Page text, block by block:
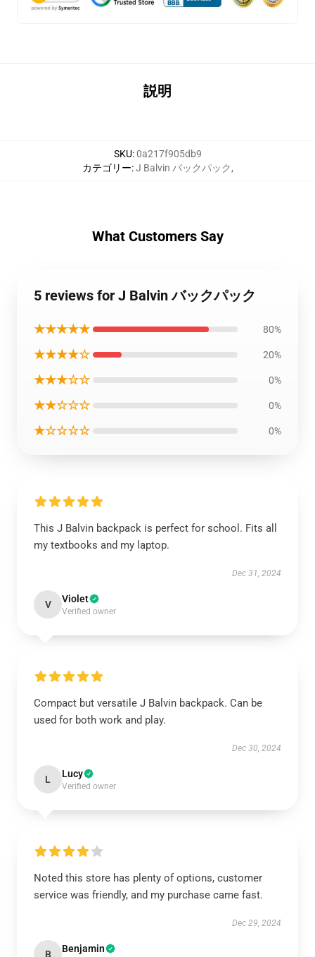
説明
SKU:0a217f905db9
カテゴリー:J Balvin バックパック,
What Customers Say
5 reviews for J Balvin バックパック
★★★★★ 80%
★★★★☆ 20%
★★★☆☆ 0%
★★☆☆☆ 0%
★☆☆☆☆ 0%
This J Balvin backpack is perfect for school. Fits all
my textbooks and my laptop.
Dec 31, 2024
V Violet
Verified owner
Compact but versatile J Balvin backpack. Can be
used for both work and play.
Dec 30, 2024
L Lucy
Verified owner
Noted this store has plenty of options, customer
service was friendly, and my purchase came fast.
Dec 29, 2024
B Benjamin